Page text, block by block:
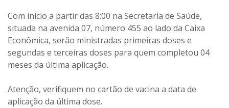
Com início a partir das 8:00 na Secretaria de Saúde,
situada na avenida 07, número 455 ao lado da Caixa
Econômica, serão ministradas primeiras doses e
segundas e terceiras doses para quem completou 04
meses da última aplicação.
Atenção, verifiquem no cartão de vacina a data de
aplicação da última dose.